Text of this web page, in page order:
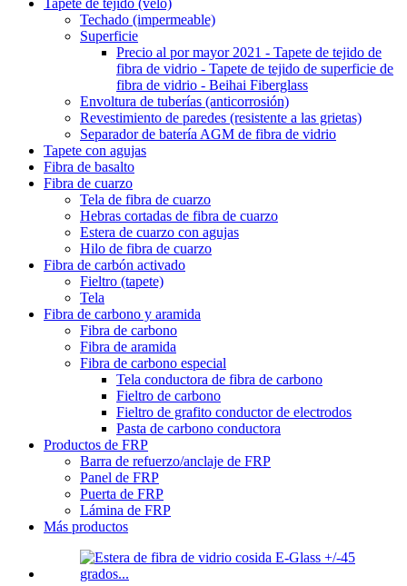
Techado (impermeable)
Superficie
Precio al por mayor 2021 - Tapete de tejido de
fibra de vidrio - Tapete de tejido de superficie de
fibra de vidrio - Beihai Fiberglass
Envoltura de tuberías (anticorrosión)
Revestimiento de paredes (resistente a las grietas)
Separador de batería AGM de fibra de vidrio
Tapete con agujas
Fibra de basalto
Fibra de cuarzo
Tela de fibra de cuarzo
Hebras cortadas de fibra de cuarzo
Estera de cuarzo con agujas
Hilo de fibra de cuarzo
Fibra de carbón activado
Fieltro (tapete)
Tela
Fibra de carbono y aramida
Fibra de carbono
Fibra de aramida
Fibra de carbono especial
Tela conductora de fibra de carbono
Fieltro de carbono
Fieltro de grafito conductor de electrodos
Pasta de carbono conductora
Productos de FRP
Barra de refuerzo/anclaje de FRP
Panel de FRP
Puerta de FRP
Lámina de FRP
Más productos